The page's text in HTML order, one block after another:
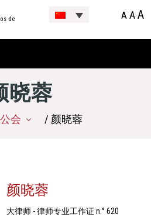
de
A AA
晓蓉
会 / 颜晓蓉
颜晓蓉
大律师 - 律师专业工作证 n.° 620